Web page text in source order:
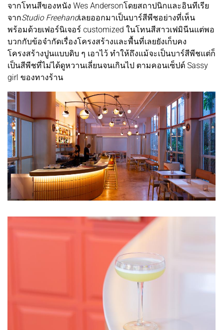
จากโทนสีของหนัง Wes Andersonโดยสถาปนิกและอินทีเรีย
จากStudio Freehandเลยออกมาเป็นบาร์สีพีชอย่างที่เห็น
พร้อมด้วยเฟอร์นิเจอร์ customized ในโทนสีสาวเฟมินีนแต่พอ
บวกกับข้อจำกัดเรื่องโครงสร้างและพื้นที่เลยยังเก็บคง
โครงสร้างปูนแบบดิบ ๆ เอาไว้ ทำให้ถึงแม้จะเป็นบาร์สีพีชแต่ก็
เป็นสีพีชที่ไม่ได้ดูหวานเลี่ยนจนเกินไป ตามคอนเซ็ปต์ Sassy
girl ของทางร้าน